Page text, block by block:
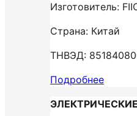
Изготовитель:
Страна: Китай
ТНВЭД:
Подробнее